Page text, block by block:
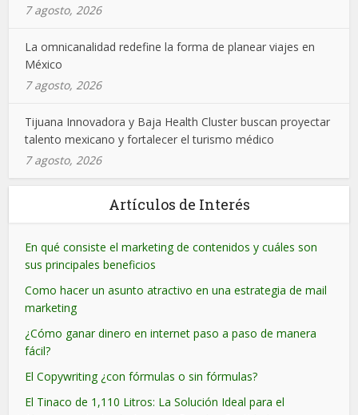
7 agosto, 2026
La omnicanalidad redefine la forma de planear viajes en
México
7 agosto, 2026
Tijuana Innovadora y Baja Health Cluster buscan proyectar
talento mexicano y fortalecer el turismo médico
7 agosto, 2026
Artículos de Interés
En qué consiste el marketing de contenidos y cuáles son
sus principales beneficios
Como hacer un asunto atractivo en una estrategia de mail
marketing
¿Cómo ganar dinero en internet paso a paso de manera
fácil?
El Copywriting ¿con fórmulas o sin fórmulas?
El Tinaco de 1,110 Litros: La Solución Ideal para el